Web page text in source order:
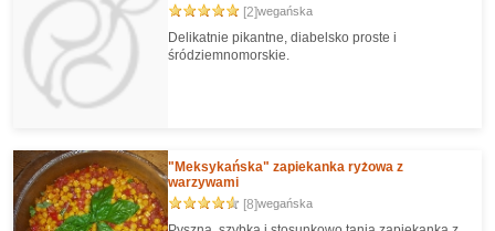
[2]wegańska
Delikatnie pikantne, diabelsko proste i
śródziemnomorskie.
"Meksykańska" zapiekanka ryżowa z
warzywami
[8]wegańska